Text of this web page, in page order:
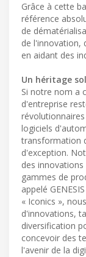
Grâce à cette
référence
de
de l'innovation,
en aidant des
Un héritage
Si notre nom a
d'entreprise
logiciels
transformation
d'exception.
des
gammes de
appelé
« Iconics »,
d'innovations,
diversification
concevoir des
l'avenir de la